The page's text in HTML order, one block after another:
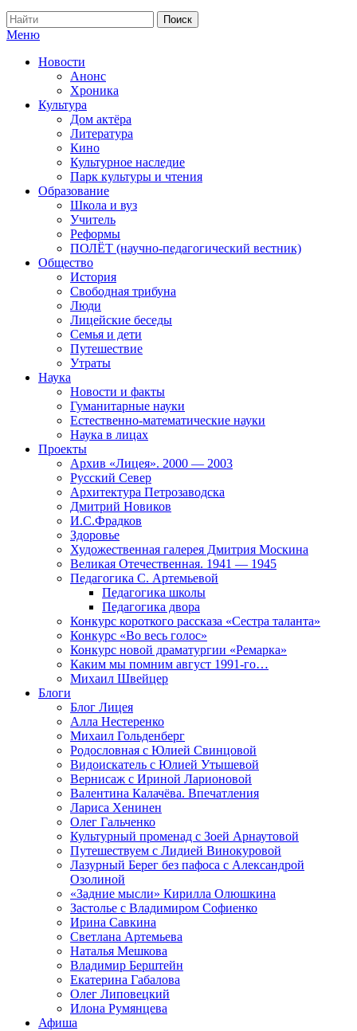
Меню
Новости
Анонс
Хроника
Культура
Дом актёра
Литература
Кино
Культурное наследие
Парк культуры и чтения
Образование
Школа и вуз
Учитель
Реформы
ПОЛЁТ (научно-педагогический вестник)
Общество
История
Свободная трибуна
Люди
Лицейские беседы
Семья и дети
Путешествие
Утраты
Наука
Новости и факты
Гуманитарные науки
Естественно-математические науки
Наука в лицах
Проекты
Архив «Лицея». 2000 — 2003
Русский Север
Архитектура Петрозаводска
Дмитрий Новиков
И.С.Фрадков
Здоровье
Художественная галерея Дмитрия Москина
Великая Отечественная. 1941 — 1945
Педагогика С. Артемьевой
Педагогика школы
Педагогика двора
Конкурс короткого рассказа «Сестра таланта»
Конкурс «Во весь голос»
Конкурс новой драматургии «Ремарка»
Каким мы помним август 1991-го…
Михаил Швейцер
Блоги
Блог Лицея
Алла Нестеренко
Михаил Гольденберг
Родословная с Юлией Свинцовой
Видоискатель с Юлией Утышевой
Вернисаж с Ириной Ларионовой
Валентина Калачёва. Впечатления
Лариса Хенинен
Олег Гальченко
Культурный променад с Зоей Арнаутовой
Путешествуем с Лидией Винокуровой
Лазурный Берег без пафоса с Александрой
Озолиной
«Задние мысли» Кирилла Олюшкина
Застолье с Владимиром Софиенко
Ирина Савкина
Светлана Артемьева
Наталья Мешкова
Владимир Берштейн
Екатерина Габалова
Олег Липовецкий
Илона Румянцева
Афиша